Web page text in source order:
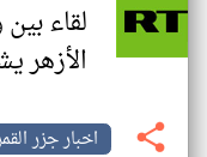
لقاء
الأزهر
اخبار جزر